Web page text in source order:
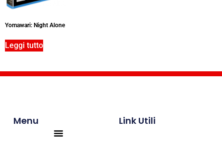
Yomawari: Night Alone
Leggi tutto
Menu Link Utili